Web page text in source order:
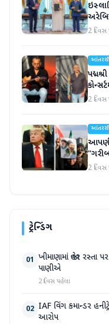
2
2
આપણી
2
ટ્રેન્ડિંગ
01 ખીમાણામાં જાહેર રસ્તા
પાણીએ
2 દિવસ પહેલા
02 IAF વિંગ કમાન્ડર
આરોપ